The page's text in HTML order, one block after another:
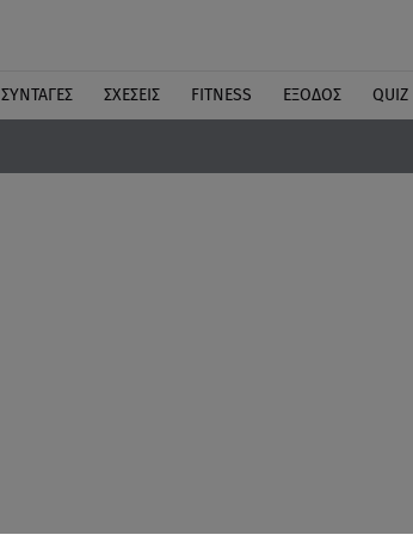
ΣΥΝΤΑΓΕΣ ΣΧΕΣΕΙΣ FITNESS ΕΞΟΔΟΣ QUIZ